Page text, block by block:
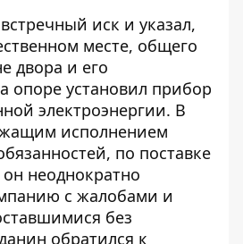
иск и указал,
месте, общего
двора и его
опоре установил прибор
электроэнергии. В
исполнением
по поставке
неоднократно
с жалобами и
без
обратился к